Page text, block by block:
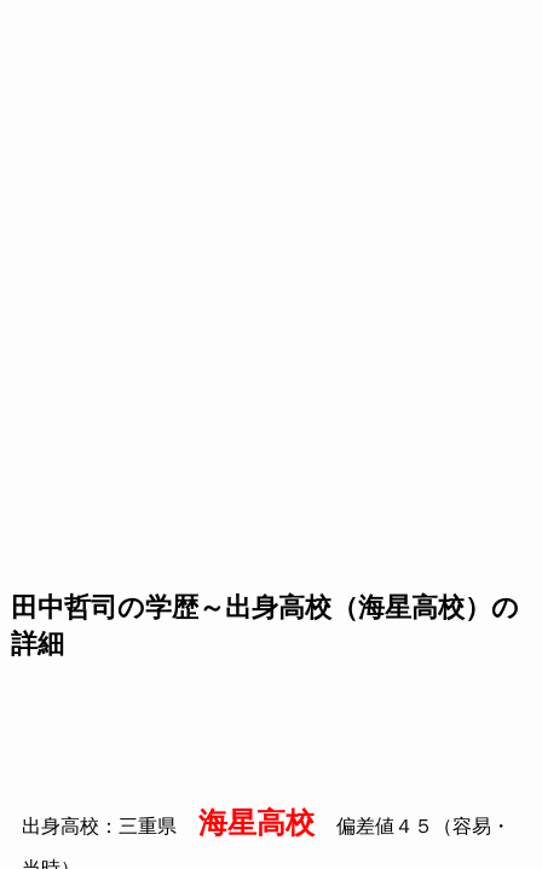
田中哲司の学歴～出身高校（海星高校）の
詳細
出身高校：三重県 海星高校 偏差値４５（容易・